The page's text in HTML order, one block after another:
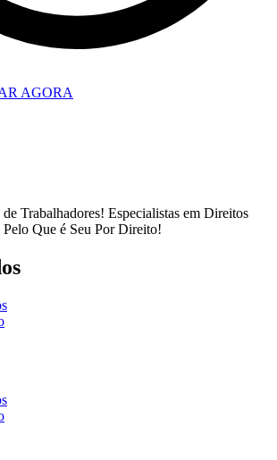
AGORA
Trabalhadores! Especialistas em Direitos
Que é Seu Por Direito!